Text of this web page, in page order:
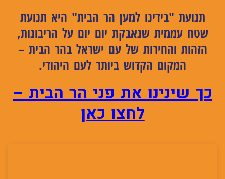
תנועת "בידינו למען הר הבית" היא תנועת
שטח עממית שנאבקת יום יום על הריבונות,
הזהות והחירות של עם ישראל בהר הבית –
המקום הקדוש ביותר לעם היהודי.
כך שינינו את פני הר הבית –
לחצו כאן